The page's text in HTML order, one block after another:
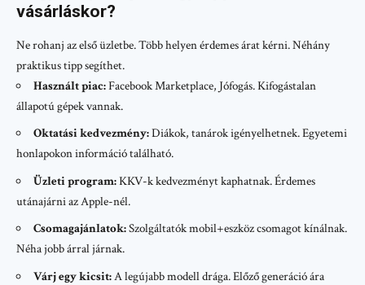
vásárláskor?
Ne rohanj az első üzletbe. Több helyen érdemes árat kérni. Néhány
praktikus tipp segíthet.
Használt piac:Facebook Marketplace, Jófogás. Kifogástalan
állapotú gépek vannak.
Oktatási kedvezmény:Diákok, tanárok igényelhetnek. Egyetemi
honlapokon információ található.
Üzleti program:KKV-k kedvezményt kaphatnak. Érdemes
utánajárni az Apple-nél.
Csomagajánlatok:Szolgáltatók mobil+eszköz csomagot kínálnak.
Néha jobb árral járnak.
Várj egy kicsit:A legújabb modell drága. Előző generáció ára